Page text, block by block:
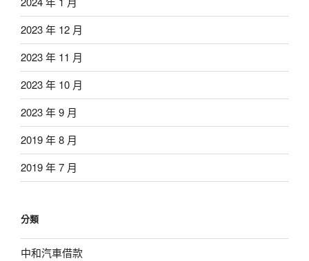
2023 年 12 月
2023 年 11 月
2023 年 10 月
2023 年 9 月
2019 年 8 月
2019 年 7 月
分類
中和汽車借款